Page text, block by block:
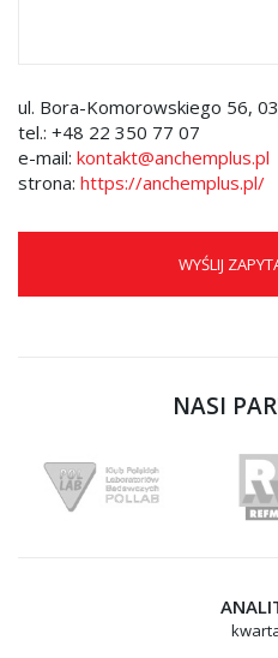
ul. Bora-Komorowskiego 56,
tel.: +48 22 350 77 07
e-mail: kontakt@anchemplus.pl
strona: https://anchemplus.pl/
WYŚLIJ
NASI